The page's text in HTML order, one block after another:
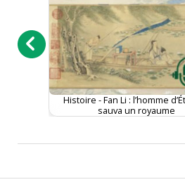
Histoire - Fan Li : l’homme
sauva un royaume